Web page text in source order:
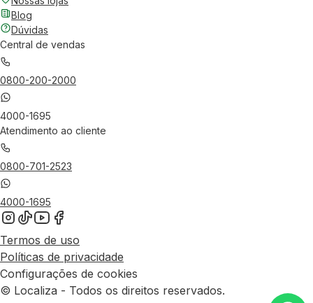
Blog
Dúvidas
Central de vendas
0800-200-2000
4000-1695
Atendimento ao cliente
0800-701-2523
4000-1695
Termos de uso
Políticas de privacidade
Configurações de cookies
© Localiza - Todos os direitos reservados.